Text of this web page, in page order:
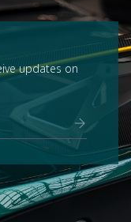
updates on